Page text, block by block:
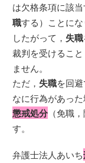
は欠格条項に該
職する）ことにな
したがって， 失職
裁判を受けるこ
ません。
ただ， 失職を回
なに行為があっ
懲戒処分（免職
す。
弁護士法人あいち